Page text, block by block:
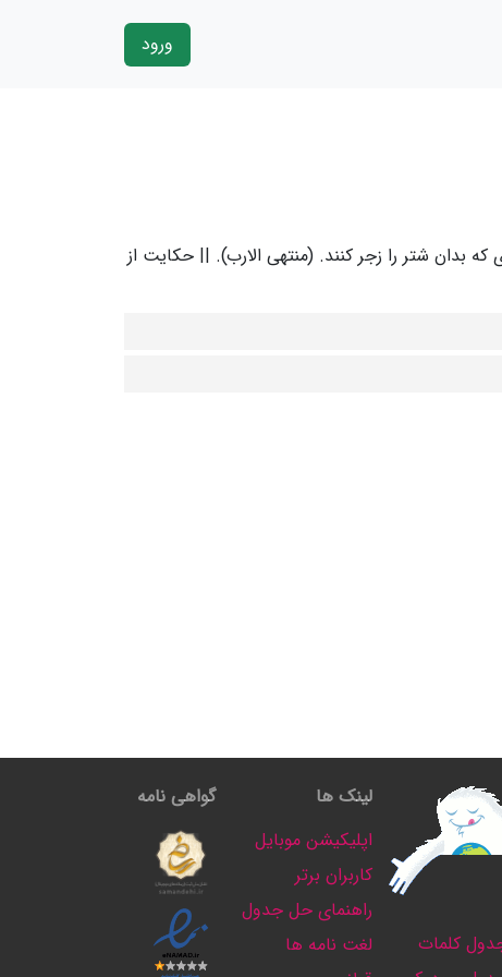
ورود
بدان شتر را زجر کنند. (منتهی الارب). || حکایت از
کلمات
لینک ها
اپلیکیشن موبایل
کاربران برتر
راهنمای حل جدول
لغت نامه ها
گواهی نامه